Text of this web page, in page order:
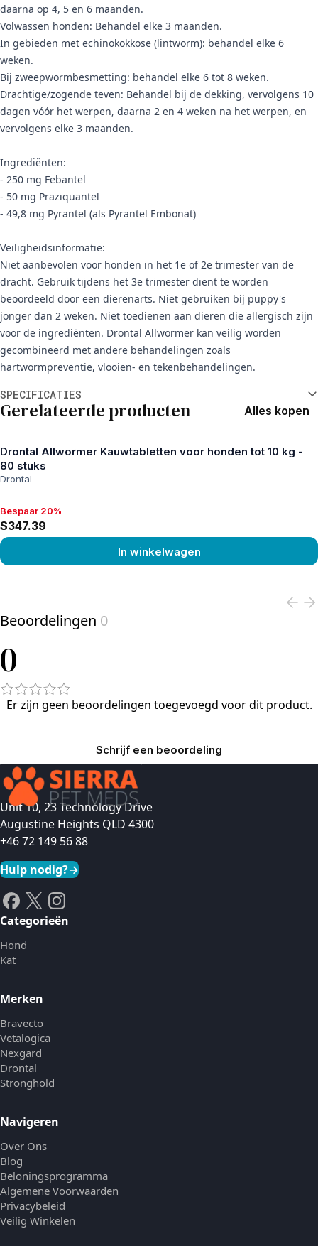
daarna op 4, 5 en 6 maanden.
Volwassen honden: Behandel elke 3 maanden.
In gebieden met echinokokkose (lintworm): behandel elke 6
weken.
Bij zweepwormbesmetting: behandel elke 6 tot 8 weken.
Drachtige/zogende teven: Behandel bij de dekking, vervolgens 10
dagen vóór het werpen, daarna 2 en 4 weken na het werpen, en
vervolgens elke 3 maanden.
Ingrediënten:
- 250 mg Febantel
- 50 mg Praziquantel
- 49,8 mg Pyrantel (als Pyrantel Embonat)
Veiligheidsinformatie:
Niet aanbevolen voor honden in het 1e of 2e trimester van de
dracht. Gebruik tijdens het 3e trimester dient te worden
beoordeeld door een dierenarts. Niet gebruiken bij puppy's
jonger dan 2 weken. Niet toedienen aan dieren die allergisch zijn
voor de ingrediënten. Drontal Allwormer kan veilig worden
gecombineerd met andere behandelingen zoals
hartwormpreventie, vlooien- en tekenbehandelingen.
SPECIFICATIES
Gerelateerde producten Alles kopen
Drontal Allwormer Kauwtabletten voor honden tot 10 kg -
80 stuks
Drontal
Bespaar 20%, $347.39
Bespaar 20%
$347.39
In winkelwagen
Beoordelingen 0
0
Er zijn geen beoordelingen toegevoegd voor dit product.
Schrijf een beoordeling
Unit 10, 23 Technology Drive
Augustine Heights QLD 4300
+46 72 149 56 88
Hulp nodig?→
Categorieën
Hond
Kat
Merken
Bravecto
Vetalogica
Nexgard
Drontal
Stronghold
Navigeren
Over Ons
Blog
Beloningsprogramma
Algemene Voorwaarden
Privacybeleid
Veilig Winkelen